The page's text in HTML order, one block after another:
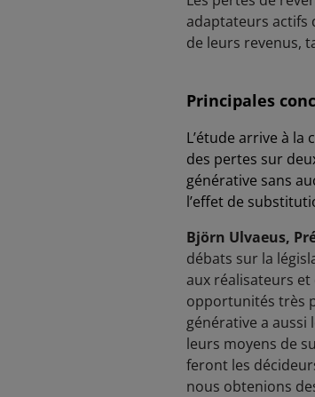
adaptateurs actifs
de leurs revenus,
Principales
L’étude arrive à
des pertes sur
générative sans
l’effet de
Björn Ulvaeus,
débats sur la
aux réalisateurs et
opportunités très
générative a
leurs moyens de
feront les
nous obtenions